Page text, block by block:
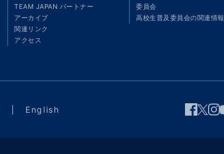
TEAM JAPAN パートナー
アーカイブ
関連リンク
アクセス
委員会
高校生普及委員会の関連情報
English